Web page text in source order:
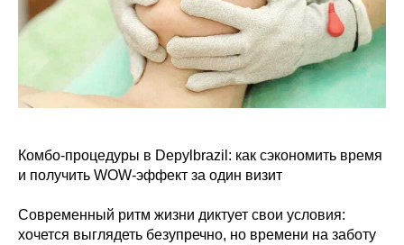
Комбо-процедуры в Depylbrazil: как сэкономить время
и получить WOW-эффект за один визит
Современный ритм жизни диктует свои условия:
хочется выглядеть безупречно, но времени на заботу